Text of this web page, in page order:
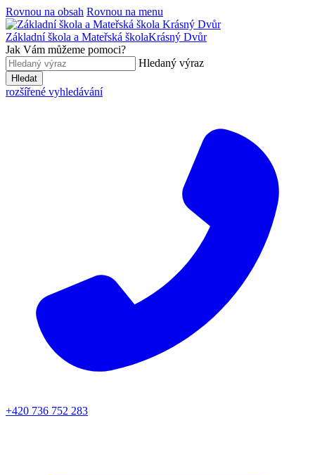
Rovnou na obsah Rovnou na menu
Základní škola a Mateřská školaKrásný Dvůr
Jak Vám můžeme pomoci?
Hledaný výraz
Hledat
rozšířené vyhledávání
+420 736 752 283